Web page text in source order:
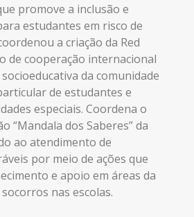
promove a inclusão e
estudantes em risco de
a criação da Red
de cooperação internacional
da comunidade
de estudantes e
especiais. Coordena o
“Mandala dos Saberes” da
ao atendimento de
por meio de ações que
e apoio em áreas da
nas escolas.